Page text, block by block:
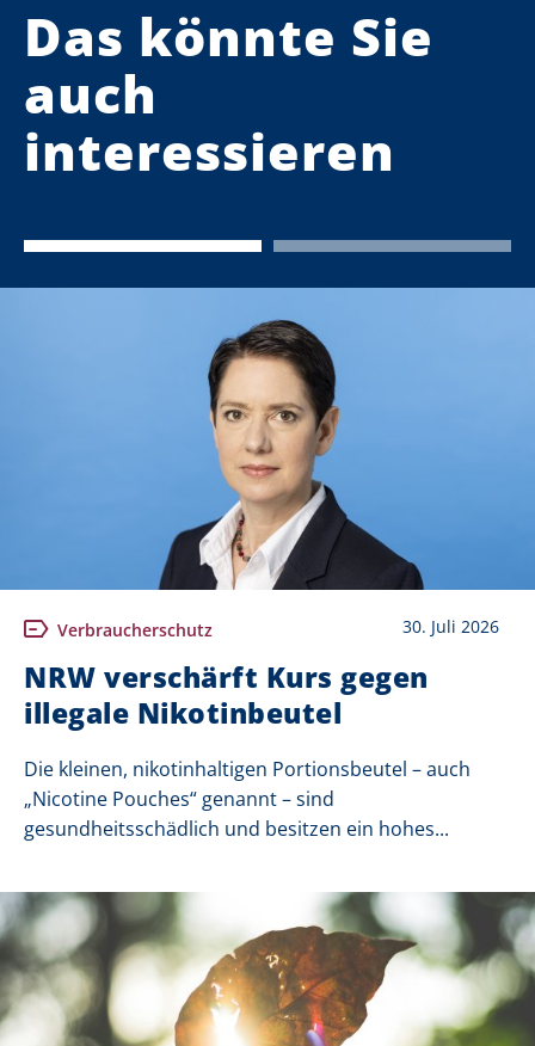
Das könnte Sie
auch
interessieren
Verbraucherschutz 30. Juli 2026
NRW verschärft Kurs gegen
illegale Nikotinbeutel
Die kleinen, nikotinhaltigen Portionsbeutel – auch
„Nicotine Pouches“ genannt – sind
gesundheitsschädlich und besitzen ein hohes...